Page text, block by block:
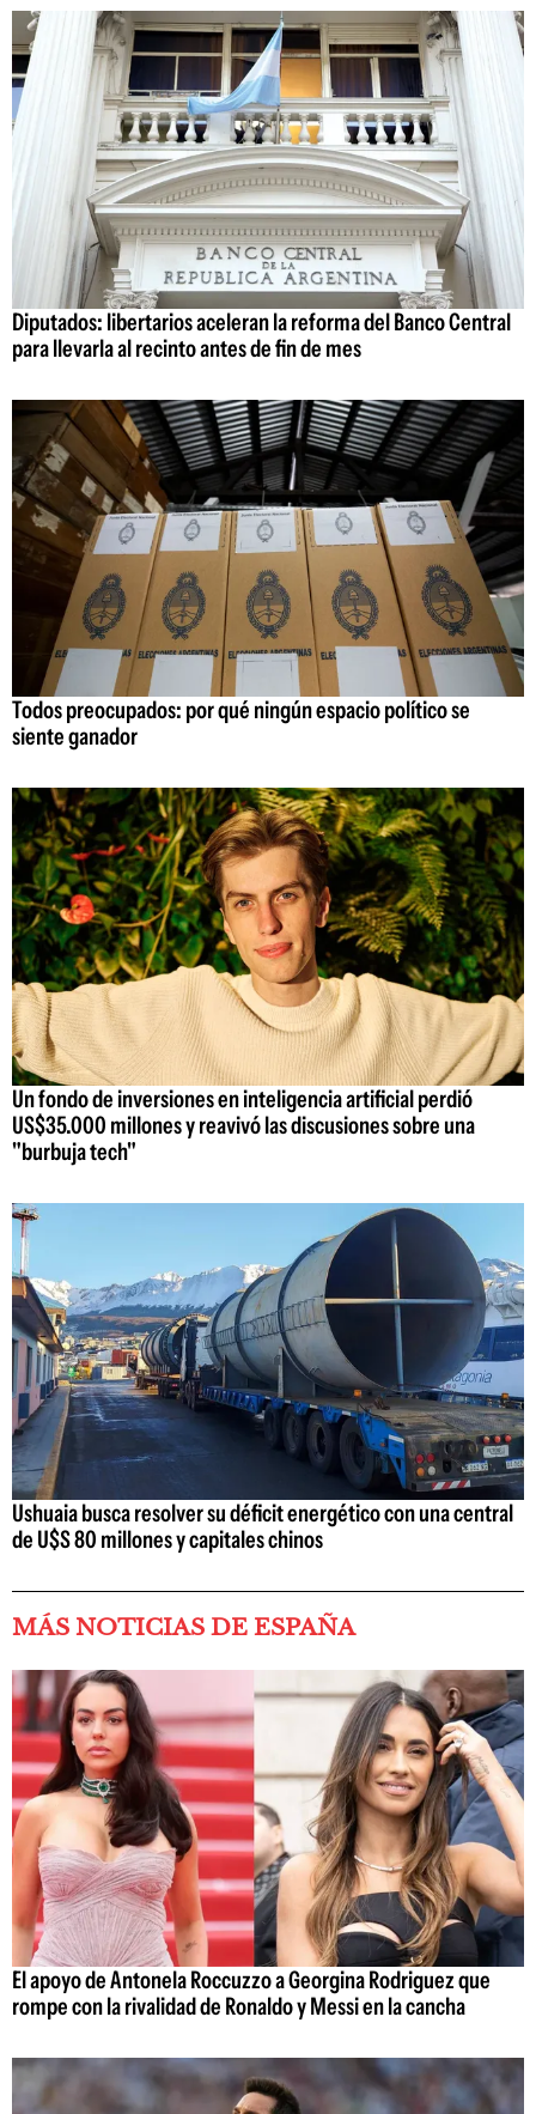
Diputados: libertarios aceleran la reforma del Banco Central
para llevarla al recinto antes de fin de mes
Todos preocupados: por qué ningún espacio político se
siente ganador
Un fondo de inversiones en inteligencia artificial perdió
US$35.000 millones y reavivó las discusiones sobre una
"burbuja tech"
Ushuaia busca resolver su déficit energético con una central
de U$S 80 millones y capitales chinos
MÁS NOTICIAS DE ESPAÑA
El apoyo de Antonela Roccuzzo a Georgina Rodriguez que
rompe con la rivalidad de Ronaldo y Messi en la cancha